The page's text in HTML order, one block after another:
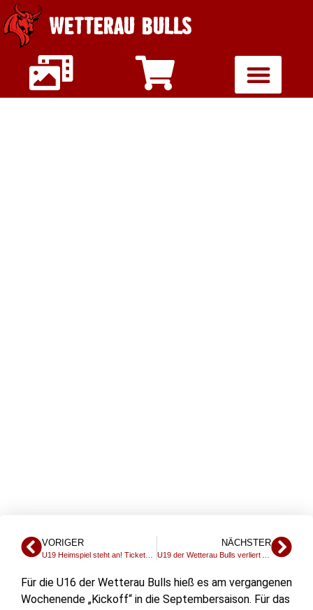
WETTERAU BULLS
VORIGER NÄCHSTER
Für die U16 der Wetterau Bulls hieß es am vergangenen
Wochenende „Kickoff“ in die Septembersaison. Für das